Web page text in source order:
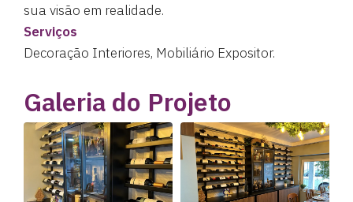
sua visão em realidade.
Serviços
Decoração Interiores, Mobiliário Expositor.
Galeria do Projeto